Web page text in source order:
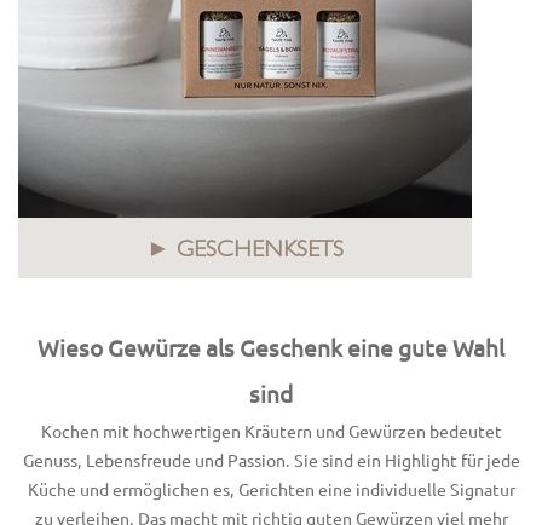
► GESCHENKSETS
Wieso Gewürze als Geschenk eine gute Wahl
sind
Kochen mit hochwertigen Kräutern und Gewürzen bedeutet
Genuss, Lebensfreude und Passion. Sie sind ein Highlight für jede
Küche und ermöglichen es, Gerichten eine individuelle Signatur
zu verleihen. Das macht mit richtig guten Gewürzen viel mehr